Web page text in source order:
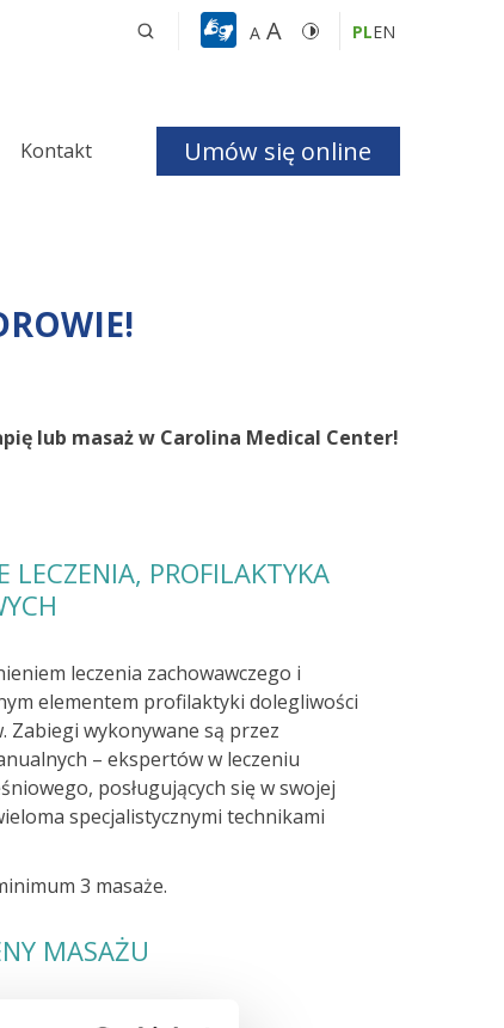
A A PLEN
Umów się online
Kontakt
lub masaż w Carolina Medical Center!
LECZENIA, PROFILAKTYKA
leczenia zachowawczego i
elementem profilaktyki dolegliwości
Zabiegi wykonywane są przez
– ekspertów w leczeniu
posługujących się w swojej
specjalistycznymi technikami
3 masaże.
MASAŻU